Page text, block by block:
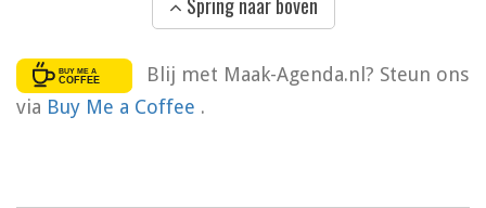
Spring naar boven
Blij met Maak-Agenda.nl? Steun ons
via Buy Me a Coffee .